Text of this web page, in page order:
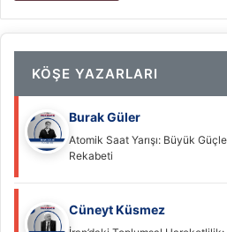
KÖŞE YAZARLARI
Burak Güler
Atomik Saat Yarışı: Büyük
Rekabeti
Cüneyt Küsmez